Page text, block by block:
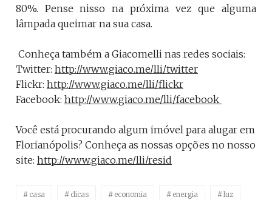
80%. Pense nisso na próxima vez que alguma
lâmpada queimar na sua casa.
Conheça também a Giacomelli nas redes sociais:
Twitter: http://www.giaco.me/lli/twitter
Flickr: http://www.giaco.me/lli/flickr
Facebook: http://www.giaco.me/lli/facebook
Você está procurando algum imóvel para alugar em
Florianópolis? Conheça as nossas opções no nosso
site: http://www.giaco.me/lli/resid
casa dicas economia energia luz